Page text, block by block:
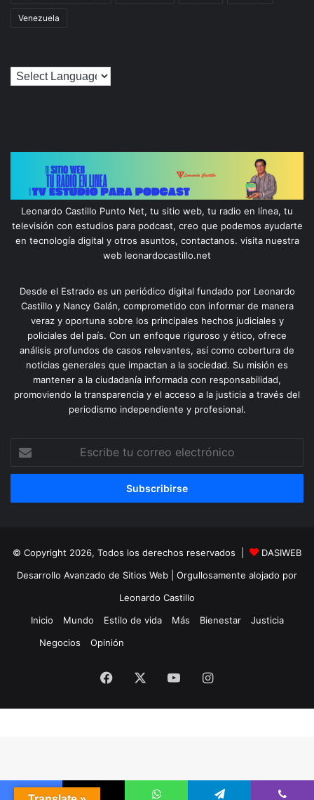
Venezuela
Leonardo Castillo Punto Net, tu sitio web, tu radio en línea, tu
televisión con estudios para podcast, creo que podemos ayudarte
en tecnología digital y otros asuntos, contactanos. visita nuestra
web leonardocastillo.net
Desde el Estrado es un periódico digital fundado por Leonardo
Castillo y Nancy Galán, comprometido con informar de manera
veraz y oportuna sobre los principales hechos judiciales y
policiales del país. Con un enfoque riguroso y ético, ofrece
análisis profundos de casos relevantes, así como cobertura de
noticias generales que impactan a la sociedad. Su misión es
mantener a la ciudadanía informada con responsabilidad,
promoviendo la transparencia y el acceso a la justicia a través del
periodismo independiente y profesional.
correo
© Copyright 2026, Todos los derechos reservados |
DASIWEB
Desarrollo Avanzado de Sitios Web | Orgullosamente alojado por
Leonardo Castillo
Inicio
Mundo Estilo de vida Más Bienestar
Justicia
Negocios
Opinión
Facebook YouTubeInstagram